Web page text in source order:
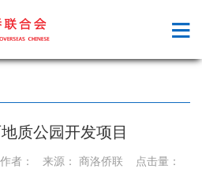
质公园开发项目
者： 来源： 商洛侨联 点击量：